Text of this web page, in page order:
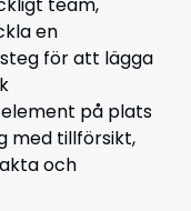
en
för att lägga
på plats
med tillförsikt,
och